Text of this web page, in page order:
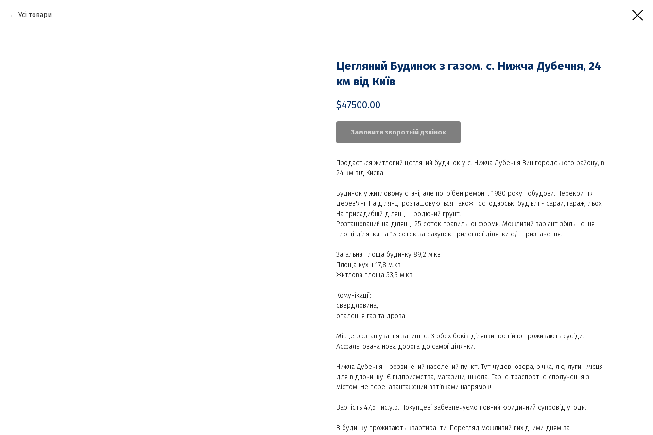
Усі товари
Цегляний Будинок з газом. с. Нижча Дубечня, 24
км від Київ
$47500.00
Замовити зворотній дзвінок
Продається житловий цегляний будинок у с. Нижча Дубечня Вишгородського району, в
24 км від Києва
Будинок у житловому стані, але потрібен ремонт. 1980 року побудови. Перекриття
дерев'яні. На ділянці розташовуються також господарські будівлі - сарай, гараж, льох.
На присадибній ділянці - родючий грунт.
Розташований на ділянці 25 соток правильної форми. Можливий варіант збільшення
площі ділянки на 15 соток за рахунок прилеглої ділянки с/г призначення.
Загальна площа будинку 89,2 м.кв
Площа кухні 17,8 м.кв
Житлова площа 53,3 м.кв
Комунікації:
свердловина,
опалення газ та дрова.
Місце розташування затишне. З обох боків ділянки постійно проживають сусіди.
Асфальтована нова дорога до самої ділянки.
Нижча Дубечня - розвинений населений пункт. Тут чудові озера, річка, ліс, луги і місця
для відпочинку. Є підприємства, магазини, школа. Гарне траспортне сполучення з
містом. Не перенавантажений автівками напрямок!
Вартість 47,5 тис.у.о. Покупцеві забезпечуємо повний юридичний супровід угоди.
В будинку проживають квартиранти. Перегляд можливий вихідними дням за